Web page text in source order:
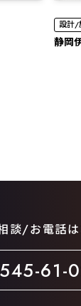
設計/
静岡
談/お電話
61-